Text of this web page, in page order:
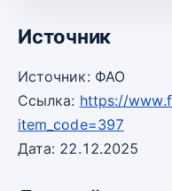
Источник
Источник: ФАО
Ссылка: https://
item_code=397
Дата: 22.12.2025